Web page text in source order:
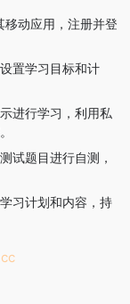
移动应用，注册并登
置学习目标和计
进行学习，利用私
试题目进行自测，
习计划和内容，持